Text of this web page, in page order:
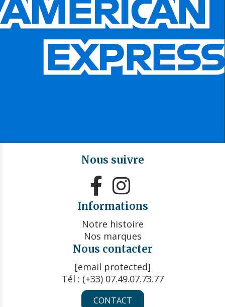
Nous suivre
 
Informations
Notre histoire
Nos marques
Nous contacter
[email protected]
Tél : (+33) 07.49.07.73.77
CONTACT